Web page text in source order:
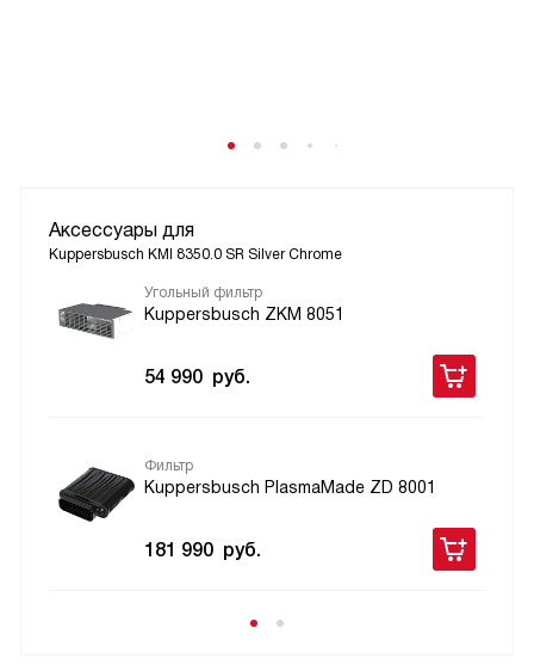
Аксессуары для
Kuppersbusch KMI 8350.0 SR Silver Chrome
Угольный фильтр
Kuppersbusch ZKM 8051
54 990 руб.
Фильтр
Kuppersbusch PlasmaMade ZD 8001
181 990 руб.